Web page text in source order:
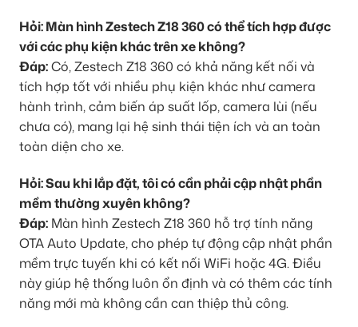
Hỏi: Màn hình Zestech Z18 360 có thể tích hợp được
với các phụ kiện khác trên xe không?
Đáp:Có, Zestech Z18 360 có khả năng kết nối và
tích hợp tốt với nhiều phụ kiện khác như camera
hành trình, cảm biến áp suất lốp, camera lùi (nếu
chưa có), mang lại hệ sinh thái tiện ích và an toàn
toàn diện cho xe.
Hỏi: Sau khi lắp đặt, tôi có cần phải cập nhật phần
mềm thường xuyên không?
Đáp: Màn hình Zestech Z18 360 hỗ trợ tính năng
OTA Auto Update, cho phép tự động cập nhật phần
mềm trực tuyến khi có kết nối WiFi hoặc 4G. Điều
này giúp hệ thống luôn ổn định và có thêm các tính
năng mới mà không cần can thiệp thủ công.